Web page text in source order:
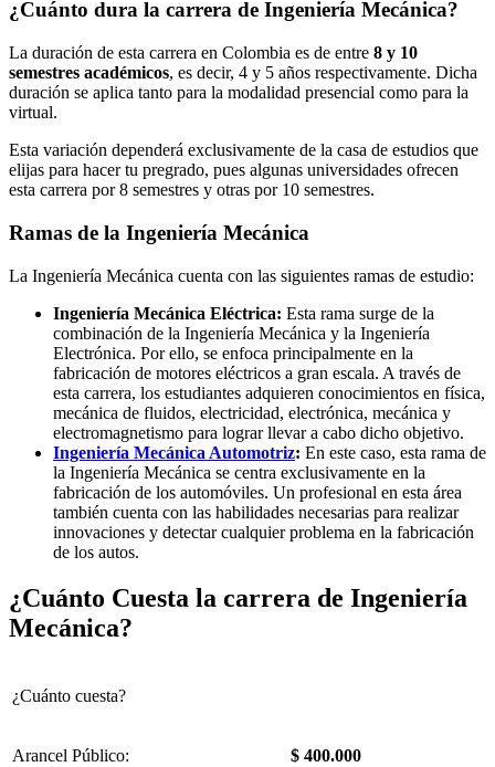
¿Cuánto dura la carrera de Ingeniería Mecánica?
La duración de esta carrera en Colombia es de entre 8 y 10
semestres académicos, es decir, 4 y 5 años respectivamente. Dicha
duración se aplica tanto para la modalidad presencial como para la
virtual.
Esta variación dependerá exclusivamente de la casa de estudios que
elijas para hacer tu pregrado, pues algunas universidades ofrecen
esta carrera por 8 semestres y otras por 10 semestres.
Ramas de la Ingeniería Mecánica
La Ingeniería Mecánica cuenta con las siguientes ramas de estudio:
Ingeniería Mecánica Eléctrica: Esta rama surge de la
combinación de la Ingeniería Mecánica y la Ingeniería
Electrónica. Por ello, se enfoca principalmente en la
fabricación de motores eléctricos a gran escala. A través de
esta carrera, los estudiantes adquieren conocimientos en física,
mecánica de fluidos, electricidad, electrónica, mecánica y
electromagnetismo para lograr llevar a cabo dicho objetivo.
Ingeniería Mecánica Automotriz: En este caso, esta rama de
la Ingeniería Mecánica se centra exclusivamente en la
fabricación de los automóviles. Un profesional en esta área
también cuenta con las habilidades necesarias para realizar
innovaciones y detectar cualquier problema en la fabricación
de los autos.
¿Cuánto Cuesta la carrera de Ingeniería
Mecánica?
¿Cuánto cuesta?
Arancel Público: $ 400.000